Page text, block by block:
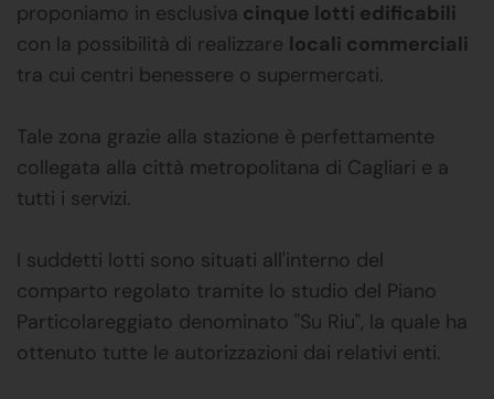
proponiamo in esclusiva cinque lotti edificabili
con la possibilità di realizzare locali commerciali
tra cui centri benessere o supermercati.
Tale zona grazie alla stazione è perfettamente
collegata alla città metropolitana di Cagliari e a
tutti i servizi.
I suddetti lotti sono situati all'interno del
comparto regolato tramite lo studio del Piano
Particolareggiato denominato "Su Riu", la quale ha
ottenuto tutte le autorizzazioni dai relativi enti.